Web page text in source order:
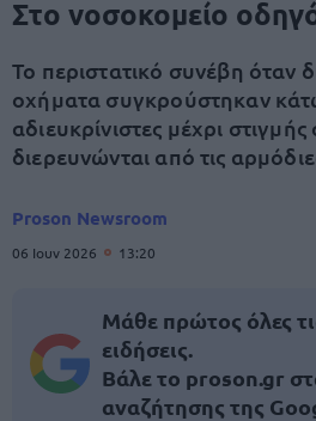
Στο νοσοκομείο
Το περιστατικό συνέβη όταν
οχήματα συγκρούστηκαν
αδιευκρίνιστες μέχρι
διερευνώνται από τις
Proson Newsroom
06 Ιουν 2026 13:20
Μάθε πρώτος όλες
ειδήσεις.
Βάλε το proson.gr
αναζήτησης της